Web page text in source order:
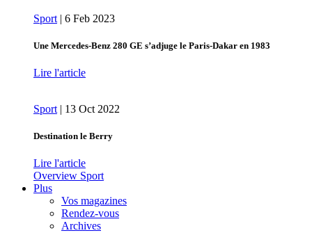
Sport | 6 Feb 2023
Une Mercedes-Benz 280 GE s’adjuge le Paris-Dakar en 1983
Lire l'article
Sport | 13 Oct 2022
Destination le Berry
Lire l'article
Overview Sport
Plus
Vos magazines
Rendez-vous
Archives